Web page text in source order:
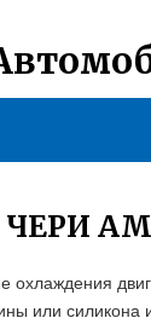
охлаждения
или силикона